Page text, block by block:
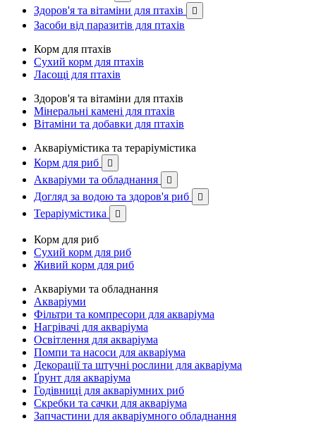
Здоров'я та вітаміни для птахів 
Засоби від паразитів для птахів
Корм для птахів
Сухий корм для птахів
Ласощі для птахів
Здоров'я та вітаміни для птахів
Мінеральні камені для птахів
Вітаміни та добавки для птахів
Акваріумістика та тераріумістика
Корм для риб

Акваріуми та обладнання 
Догляд за водою та здоров'я риб 
Тераріумістика 
Корм для риб
Сухий корм для риб
Живий корм для риб
Акваріуми та обладнання
Акваріуми
Фільтри та компресори для акваріума
Нагрівачі для акваріума
Освітлення для акваріума
Помпи та насоси для акваріума
Декорації та штучні рослини для акваріума
Ґрунт для акваріума
Годівниці для акваріумних риб
Скребки та сачки для акваріума
Запчастини для акваріумного обладнання